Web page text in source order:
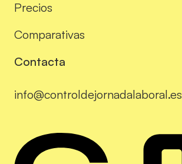
Precios
Comparativas
Contacta
info@controldejornadalaboral.es